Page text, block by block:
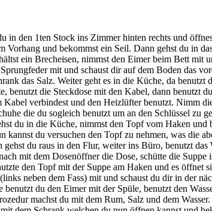
in den 1ten Stock ins Zimmer hinten rechts und
Vorhang und bekommst ein Seil. Dann gehst du in
ein Brecheisen, nimmst den Eimer beim Bett
mit und schaust dir auf dem Boden das
das Salz. Weiter geht es in die Küche, da
benutzt die Steckdose mit den Kabel, dann benutzt
verbindest und den Heizlüfter benutzt. Nimm
die du sogleich benutzt um an den Schlüssel
du in die Küche, nimmst den Topf vom Haken
kannst du versuchen den Topf zu nehmen, was
du raus in den Flur, weiter ins Büro, benutzt
mit dem Dosenöffner die Dose, schütte die
den Topf mit der Suppe am Haken und es
neben dem Fass) mit und schaust du dir in der
du den Eimer mit der Spüle, benutzt den
machst du mit dem Rum, Salz und dem